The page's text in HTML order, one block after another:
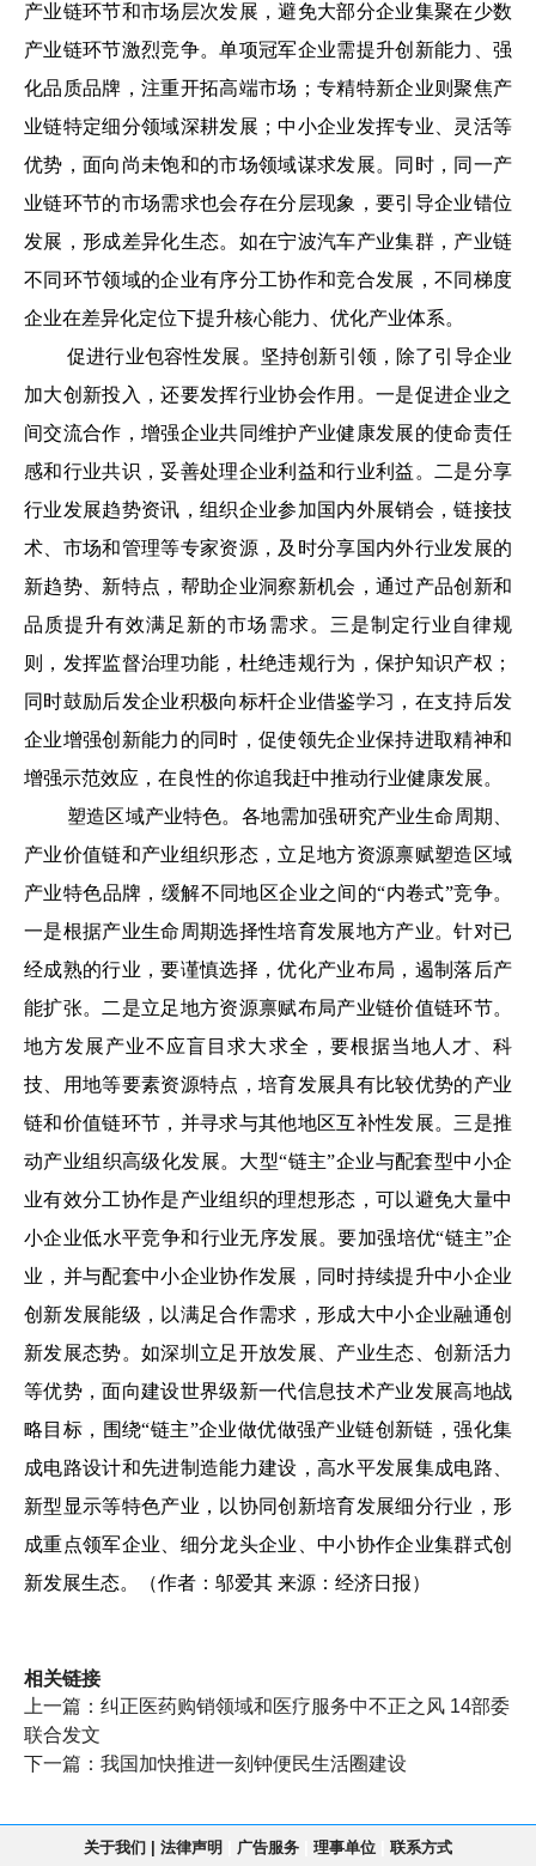
产业链环节和市场层次发展，避免大部分企业集聚在少数
产业链环节激烈竞争。单项冠军企业需提升创新能力、强
化品质品牌，注重开拓高端市场；专精特新企业则聚焦产
业链特定细分领域深耕发展；中小企业发挥专业、灵活等
优势，面向尚未饱和的市场领域谋求发展。同时，同一产
业链环节的市场需求也会存在分层现象，要引导企业错位
发展，形成差异化生态。如在宁波汽车产业集群，产业链
不同环节领域的企业有序分工协作和竞合发展，不同梯度
企业在差异化定位下提升核心能力、优化产业体系。
促进行业包容性发展。坚持创新引领，除了引导企业
加大创新投入，还要发挥行业协会作用。一是促进企业之
间交流合作，增强企业共同维护产业健康发展的使命责任
感和行业共识，妥善处理企业利益和行业利益。二是分享
行业发展趋势资讯，组织企业参加国内外展销会，链接技
术、市场和管理等专家资源，及时分享国内外行业发展的
新趋势、新特点，帮助企业洞察新机会，通过产品创新和
品质提升有效满足新的市场需求。三是制定行业自律规
则，发挥监督治理功能，杜绝违规行为，保护知识产权；
同时鼓励后发企业积极向标杆企业借鉴学习，在支持后发
企业增强创新能力的同时，促使领先企业保持进取精神和
增强示范效应，在良性的你追我赶中推动行业健康发展。
塑造区域产业特色。各地需加强研究产业生命周期、
产业价值链和产业组织形态，立足地方资源禀赋塑造区域
产业特色品牌，缓解不同地区企业之间的“内卷式”竞争。
一是根据产业生命周期选择性培育发展地方产业。针对已
经成熟的行业，要谨慎选择，优化产业布局，遏制落后产
能扩张。二是立足地方资源禀赋布局产业链价值链环节。
地方发展产业不应盲目求大求全，要根据当地人才、科
技、用地等要素资源特点，培育发展具有比较优势的产业
链和价值链环节，并寻求与其他地区互补性发展。三是推
动产业组织高级化发展。大型“链主”企业与配套型中小企
业有效分工协作是产业组织的理想形态，可以避免大量中
小企业低水平竞争和行业无序发展。要加强培优“链主”企
业，并与配套中小企业协作发展，同时持续提升中小企业
创新发展能级，以满足合作需求，形成大中小企业融通创
新发展态势。如深圳立足开放发展、产业生态、创新活力
等优势，面向建设世界级新一代信息技术产业发展高地战
略目标，围绕“链主”企业做优做强产业链创新链，强化集
成电路设计和先进制造能力建设，高水平发展集成电路、
新型显示等特色产业，以协同创新培育发展细分行业，形
成重点领军企业、细分龙头企业、中小协作企业集群式创
新发展生态。（作者：邬爱其 来源：经济日报）
相关链接
上一篇： 纠正医药购销领域和医疗服务中不正之风 14部委
联合发文
下一篇： 我国加快推进一刻钟便民生活圈建设
关于我们 法律声明 广告服务 理事单位 联系方式